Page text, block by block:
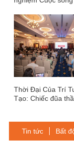
HCMC Marathon
Thời Đại Của Trí
Tạo: Chiếc đũa
Tin tức Bất